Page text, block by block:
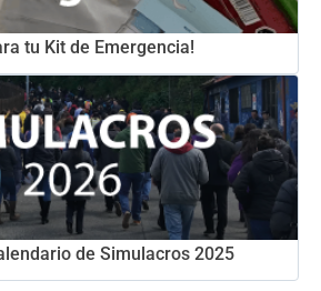
tu Kit de Emergencia!
de Simulacros 2025